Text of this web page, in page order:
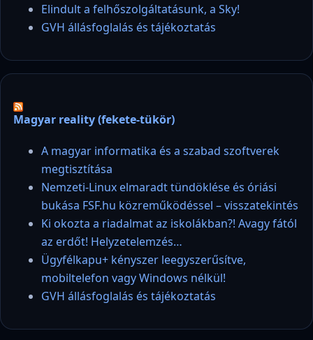
Elindult a felhőszolgáltatásunk, a Sky!
GVH állásfoglalás és tájékoztatás
Magyar reality (fekete-tükör)
A magyar informatika és a szabad szoftverek
megtisztítása
Nemzeti-Linux elmaradt tündöklése és óriási
bukása FSF.hu közreműködéssel – visszatekintés
Ki okozta a riadalmat az iskolákban?! Avagy fától
az erdőt! Helyzetelemzés…
Ügyfélkapu+ kényszer leegyszerűsítve,
mobiltelefon vagy Windows nélkül!
GVH állásfoglalás és tájékoztatás